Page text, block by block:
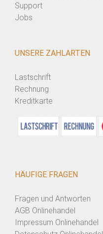
Support
Jobs
UNSERE ZAHLARTEN
Lastschrift
Rechnung
Kreditkarte
HÄUFIGE FRAGEN
Fragen und Antworten
AGB Onlinehandel
Impressum Onlinehandel